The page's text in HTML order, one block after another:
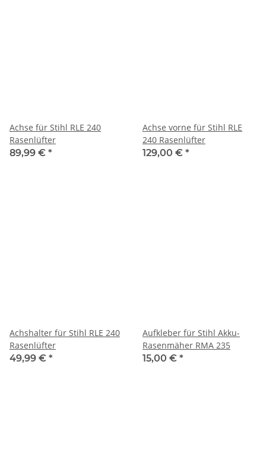
Achse für Stihl RLE 240
Rasenlüfter
89,99 € *
Achse vorne für Stihl RLE
240 Rasenlüfter
129,00 € *
Achshalter für Stihl RLE 240
Rasenlüfter
49,99 € *
Aufkleber für Stihl Akku-
Rasenmäher RMA 235
15,00 € *